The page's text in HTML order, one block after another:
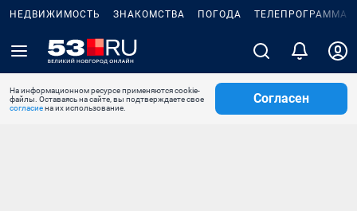
НЕДВИЖИМОСТЬ ЗНАКОМСТВА ПОГОДА ТЕЛЕПРОГРАММА
На информационном ресурсе применяются cookie-
файлы. Оставаясь на сайте, вы подтверждаете свое
согласиена их использование.
Согласен